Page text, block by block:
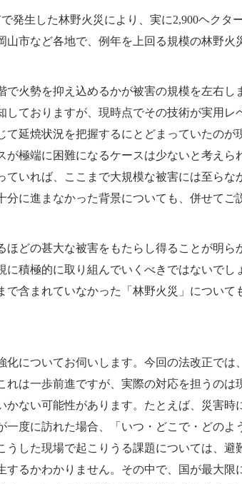
発生した林野火災により、実に2,900ヘクタ
市など各地で、例年を上回る規模の林野火
火勢を抑え込めるかが被害の規模を左右
しておりますが、現時点でその技術が実用
延焼状況を把握するにとどまっていたの
極端に困難になるケースは少ないと考え
いれば、ここまで大規模な被害には至ら
に進まなかった背景についても、併せてご
どの甚大な被害をもたらし得ることが明
に積極的に取り組んでいくべきではないで
含まれていなかった「林野火災」につい
についてお伺いします。今回の法改正で
れは一歩前進ですが、実際の対応を担うの
ない可能性があります。たとえば、災害
度に訪れた場合、「いつ・どこで・どの
した現場で起こりうる課題については、
るかわかりません。その中で、国が最大